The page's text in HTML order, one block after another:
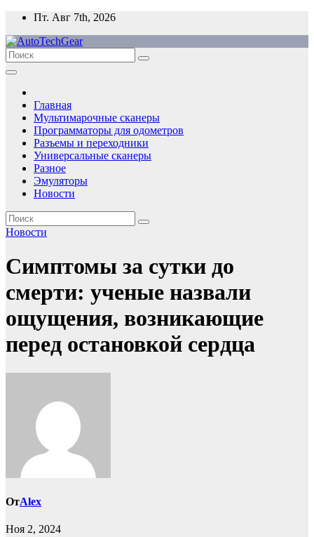
Перейти
содержимому
Пт. Авг 7th, 2026
Главная
Мультимарочные сканеры
Программаторы для одометров
Разъемы и переходники
Универсальные сканеры
Разное
Эмуляторы
Новости
Новости
Симптомы за сутки до
смерти: ученые назвали
ощущения, возникающие
перед остановкой сердца
ОтAlex
Ноя 2, 2024